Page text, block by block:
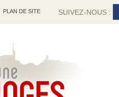
PLAN DE SITE SUIVEZ-NOUS :